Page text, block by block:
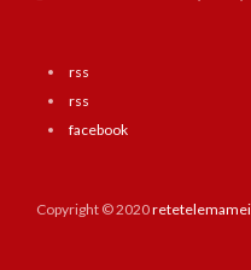
rss
rss
facebook
Copyright © 2020